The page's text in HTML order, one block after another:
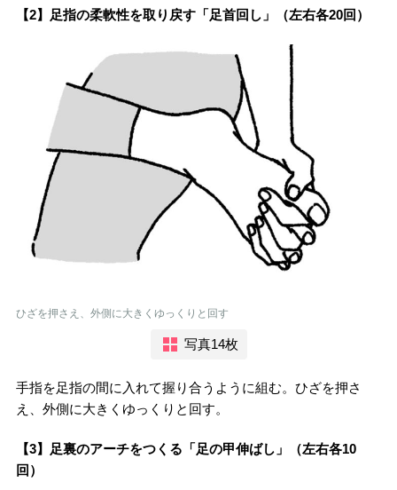
【2】足指の柔軟性を取り戻す「足首回し」（左右各20回）
ひざを押さえ、外側に大きくゆっくりと回す
写真14枚
手指を足指の間に入れて握り合うように組む。ひざを押さ
え、外側に大きくゆっくりと回す。
【3】足裏のアーチをつくる「足の甲伸ばし」（左右各10
回）